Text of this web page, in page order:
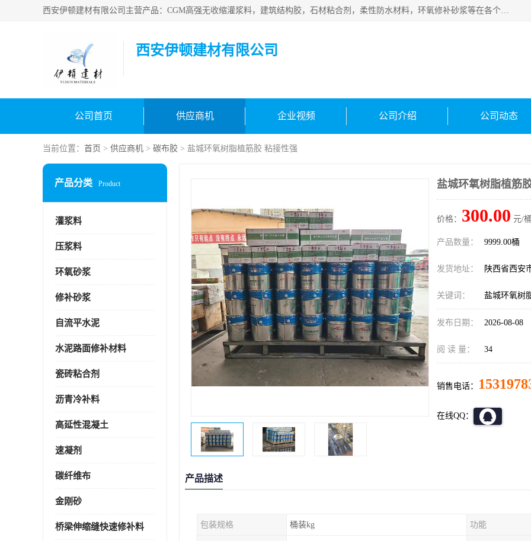
西安伊顿建材有限公司主营产品：CGM高强无收缩灌浆料，建筑结构胶，石材粘合剂，柔性防水材料，环氧修补砂浆等在各个行业得到了客户认可。
西安伊顿建材有限公司
公司首页 供应商机 企业视频 公司介绍 公司动态
当前位置： 首页 > 供应商机 > 碳布胶 > 盐城环氧树脂植筋胶 粘接性强
产品分类 Product
灌浆料
压浆料
环氧砂浆
修补砂浆
自流平水泥
水泥路面修补材料
瓷砖粘合剂
沥青冷补料
高延性混凝土
速凝剂
碳纤维布
金刚砂
桥梁伸缩缝快速修补料
盐城环氧树脂植筋
价格： 300.00 元/
产品数量： 9999.00桶
发货地址： 陕西省西安
关键词： 盐城环氧树
发布日期： 2026-08-08
阅 读 量： 34
销售电话：
在线QQ：
产品描述
包装规格 桶装kg 功能